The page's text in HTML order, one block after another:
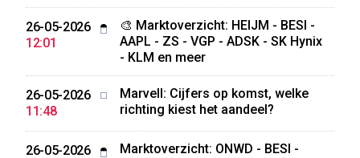
26-05-2026
12:01
🎨 Marktoverzicht: HEIJM - BESI -
AAPL - ZS - VGP - ADSK - SK Hynix
- KLM en meer
26-05-2026
11:48
Marvell: Cijfers op komst, welke
richting kiest het aandeel?
26-05-2026
Marktoverzicht: ONWD - BESI -